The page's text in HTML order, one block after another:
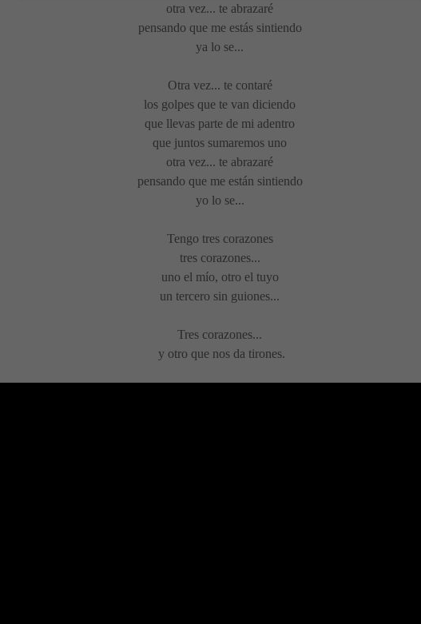
otra vez... te abrazaré
pensando que me estás sintiendo
ya lo se...
Otra vez... te contaré
los golpes que te van diciendo
que llevas parte de mi adentro
que juntos sumaremos uno
otra vez... te abrazaré
pensando que me están sintiendo
yo lo se...
Tengo tres corazones
tres corazones...
uno el mío, otro el tuyo
un tercero sin guiones...
Tres corazones...
y otro que nos da tirones.